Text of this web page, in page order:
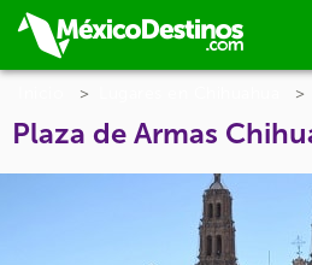
Plaza de Armas